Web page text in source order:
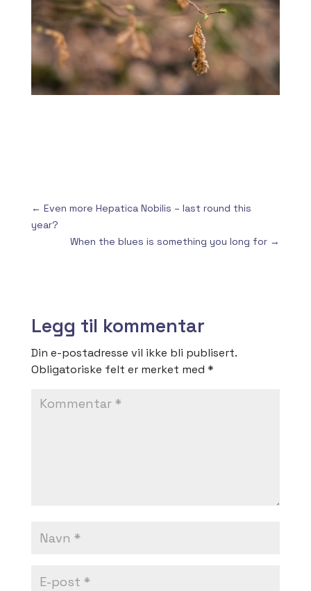
← Even more Hepatica Nobilis – last round this
year?
When the blues is something you long for →
Legg til kommentar
Din e-postadresse vil ikke bli publisert.
Obligatoriske felt er merket med *